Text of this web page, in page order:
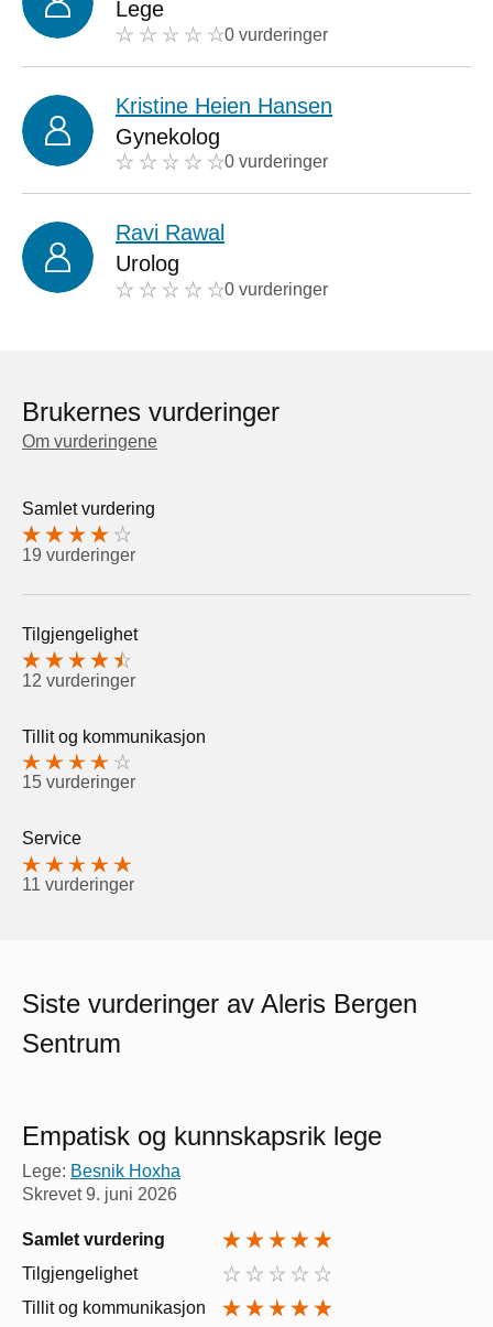
Lege
0 vurderinger
Kristine Heien Hansen
Gynekolog
0 vurderinger
Ravi Rawal
Urolog
0 vurderinger
Brukernes vurderinger
Om vurderingene
Samlet vurdering
19 vurderinger
Tilgjengelighet
12 vurderinger
Tillit og kommunikasjon
15 vurderinger
Service
11 vurderinger
Siste vurderinger av Aleris Bergen
Sentrum
Empatisk og kunnskapsrik lege
Lege: Besnik Hoxha
Skrevet9. juni 2026
Samlet vurdering
Tilgjengelighet
Tillit og kommunikasjon